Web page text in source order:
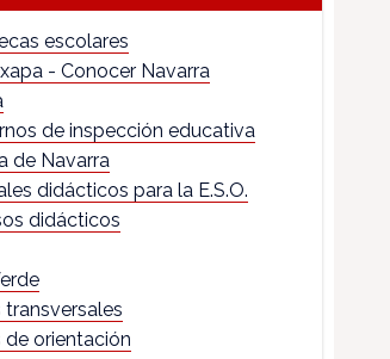
escolares
- Conocer Navarra
de inspección educativa
de Navarra
didácticos para la E.S.O.
didácticos
transversales
de orientación